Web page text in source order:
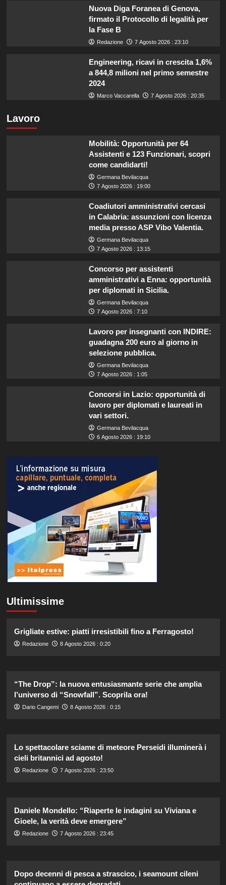
Nuova Diga Foranea di Genova,
firmato il Protocollo di legalità per
la Fase B
Redazione 7 Agosto 2026 : 23:10
Engineering, ricavi in crescita 1,6%
a 844,8 milioni nel primo semestre
2024
Marco Vaccarella 7 Agosto 2026 : 20:35
Lavoro
Mobilità: Opportunità per 64
Assistenti e 123 Funzionari, scopri
come candidarti!
Germana Bevilacqua
7 Agosto 2026 : 19:00
Coadiutori amministrativi cercasi
in Calabria: assunzioni con licenza
media presso ASP Vibo Valentia.
Germana Bevilacqua
7 Agosto 2026 : 13:15
Concorso per assistenti
amministrativi a Enna: opportunità
per diplomati in Sicilia.
Germana Bevilacqua
7 Agosto 2026 : 7:10
Lavoro per insegnanti con INDIRE:
guadagna 200 euro al giorno in
selezione pubblica.
Germana Bevilacqua
7 Agosto 2026 : 1:05
Concorsi in Lazio: opportunità di
lavoro per diplomati e laureati in
vari settori.
Germana Bevilacqua
6 Agosto 2026 : 19:10
Ultimissime
Grigliate estive: piatti irresistibili fino a Ferragosto!
Redazione 8 Agosto 2026 : 0:20
“The Drop”: la nuova entusiasmante serie che amplia
l’universo di “Snowfall”. Scoprila ora!
Dario Cangemi 8 Agosto 2026 : 0:15
Lo spettacolare sciame di meteore Perseidi illuminerà i
cieli britannici ad agosto!
Redazione 7 Agosto 2026 : 23:50
Daniele Mondello: “Riaperte le indagini su Viviana e
Gioele, la verità deve emergere”
Redazione 7 Agosto 2026 : 23:45
Dopo decenni di pesca a strascico, i seamount cileni